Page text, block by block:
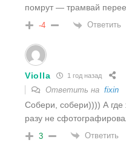
помрут — трамвай
-4 Ответить
Violla 1 год назад
Ответить на fixin
Собери, собери)))) А где
разу не
3 Ответить